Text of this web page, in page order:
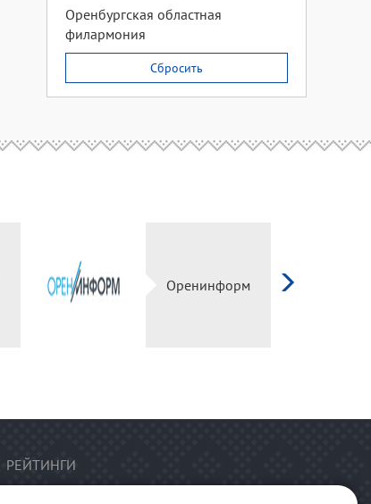
Оренбургская областная
филармония
Сбросить
Оренинформ
РЕЙТИНГИ